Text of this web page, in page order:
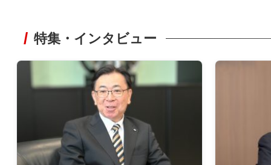
特集・インタビュー